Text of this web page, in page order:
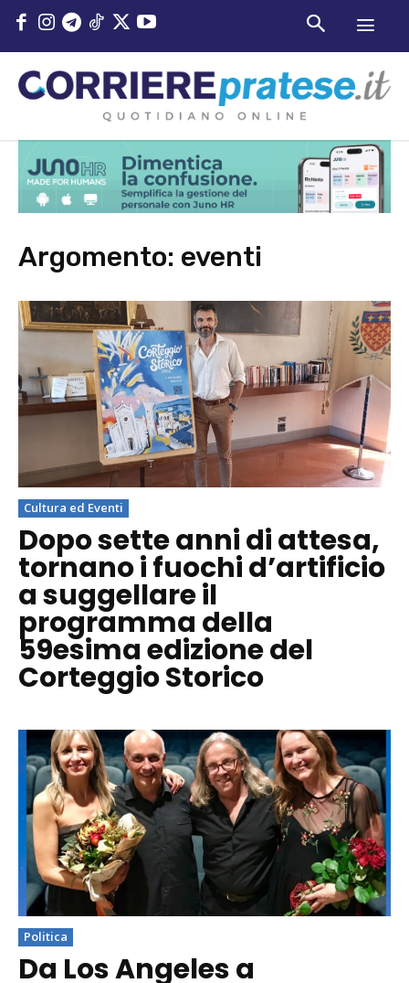
Argomento: eventi
Cultura ed Eventi
Dopo sette anni di attesa,
tornano i fuochi d’artificio
a suggellare il
programma della
59esima edizione del
Corteggio Storico
Politica
Da Los Angeles a